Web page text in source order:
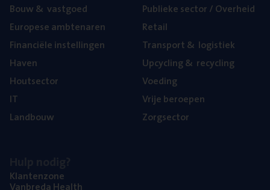
Bouw& vastgoed
Euro­pe­se ambtenaren
Finan­ci­ë­le instellingen
Haven
Hout­sec­tor
IT
Land­bouw
Publie­ke sec­tor / Overheid
Retail
Trans­port& logistiek
Upcy­cling& recycling
Voe­ding
Vrije beroe­pen
Zorg­sec­tor
Klan­ten­zo­ne
Van­b­re­da Health